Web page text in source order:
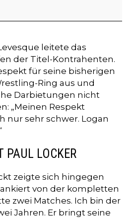
leitete das
der Titel-Kontrahenten.
für seine bisherigen
Ring aus und
Darbietungen nicht
„Meinen Respekt
nur sehr schwer. Logan
PAUL LOCKER
zeigte sich hingegen
von der kompletten
zwei Matches. Ich bin der
Jahren. Er bringt seine